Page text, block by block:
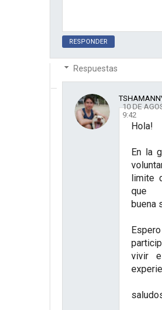
RESPONDER
Respuestas
10 DE
9:42
Hola!
En la
limite
que
buena
vivir